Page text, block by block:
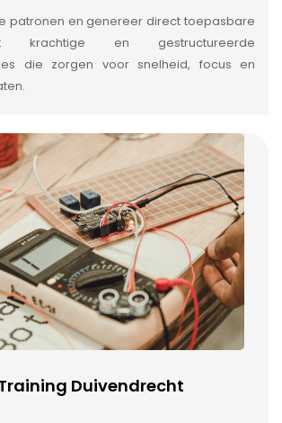
patronen en genereer direct toepasbare
krachtige en gestructureerde
die zorgen voor snelheid, focus en
Duivendrecht